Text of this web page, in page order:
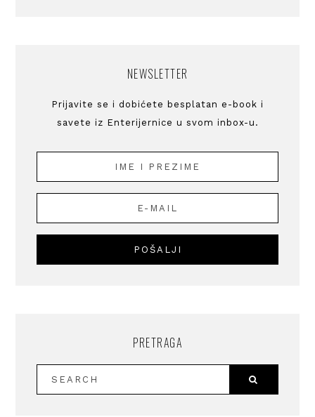
NEWSLETTER
Prijavite se i dobićete besplatan e-book i
savete iz Enterijernice u svom inbox-u.
PRETRAGA